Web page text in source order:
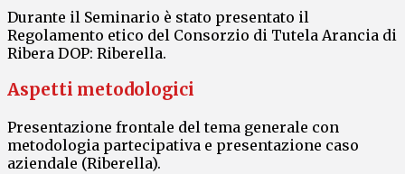
Durante il Seminario è stato presentato il
Regolamento etico del Consorzio di Tutela Arancia di
Ribera DOP: Riberella.
Aspetti metodologici
Presentazione frontale del tema generale con
metodologia partecipativa e presentazione caso
aziendale (Riberella).